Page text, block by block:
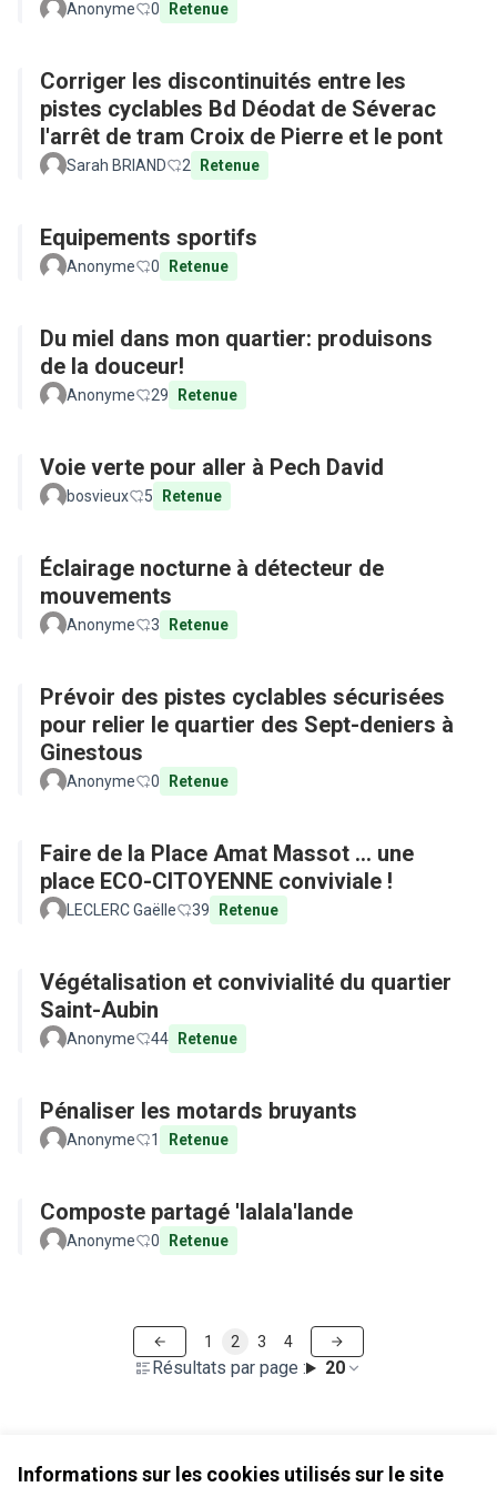
Informations sur les cookies utilisés sur le site
Anonyme 0 Retenue
Corriger les discontinuités entre les
pistes cyclables Bd Déodat de Séverac
l'arrêt de tram Croix de Pierre et le pont
Sarah BRIAND 2 Retenue
Equipements sportifs
Anonyme 0 Retenue
Du miel dans mon quartier: produisons
de la douceur!
Anonyme 29 Retenue
Voie verte pour aller à Pech David
bosvieux 5 Retenue
Éclairage nocturne à détecteur de
mouvements
Anonyme 3 Retenue
Prévoir des pistes cyclables sécurisées
pour relier le quartier des Sept-deniers à
Ginestous
Anonyme 0 Retenue
Faire de la Place Amat Massot ... une
place ECO-CITOYENNE conviviale !
LECLERC Gaëlle 39 Retenue
Végétalisation et convivialité du quartier
Saint-Aubin
Anonyme 44 Retenue
Pénaliser les motards bruyants
Anonyme 1 Retenue
Composte partagé 'lalala'lande
Anonyme 0 Retenue
Résultats par page : 20
1 2 3 4